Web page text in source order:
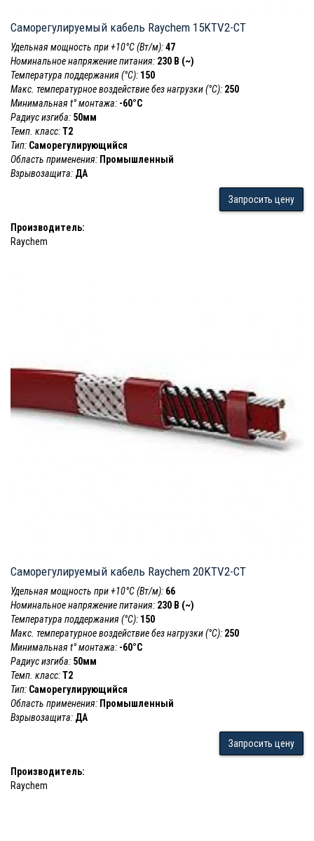
Саморегулируемый кабель Raychem 15KTV2-CT
Удельная мощность при +10°С (Вт/м):47
Номинальное напряжение питания: 230 В (~)
Температура поддержания (°С): 150
Макс. температурное воздействие без нагрузки (°С): 250
Минимальная t° монтажа: -60°С
Радиус изгиба: 50мм
Темп. класс:Т2
Тип: Саморегулирующийся
Область применения: Промышленный
Взрывозащита: ДА
Запросить цену
Производитель:
Raychem
Саморегулируемый кабель Raychem 20KTV2-CT
Удельная мощность при +10°С (Вт/м): 66
Номинальное напряжение питания: 230 В (~)
Температура поддержания (°С): 150
Макс. температурное воздействие без нагрузки (°С): 250
Минимальная t° монтажа: -60°С
Радиус изгиба: 50мм
Темп. класс:Т2
Тип: Саморегулирующийся
Область применения: Промышленный
Взрывозащита: ДА
Запросить цену
Производитель:
Raychem